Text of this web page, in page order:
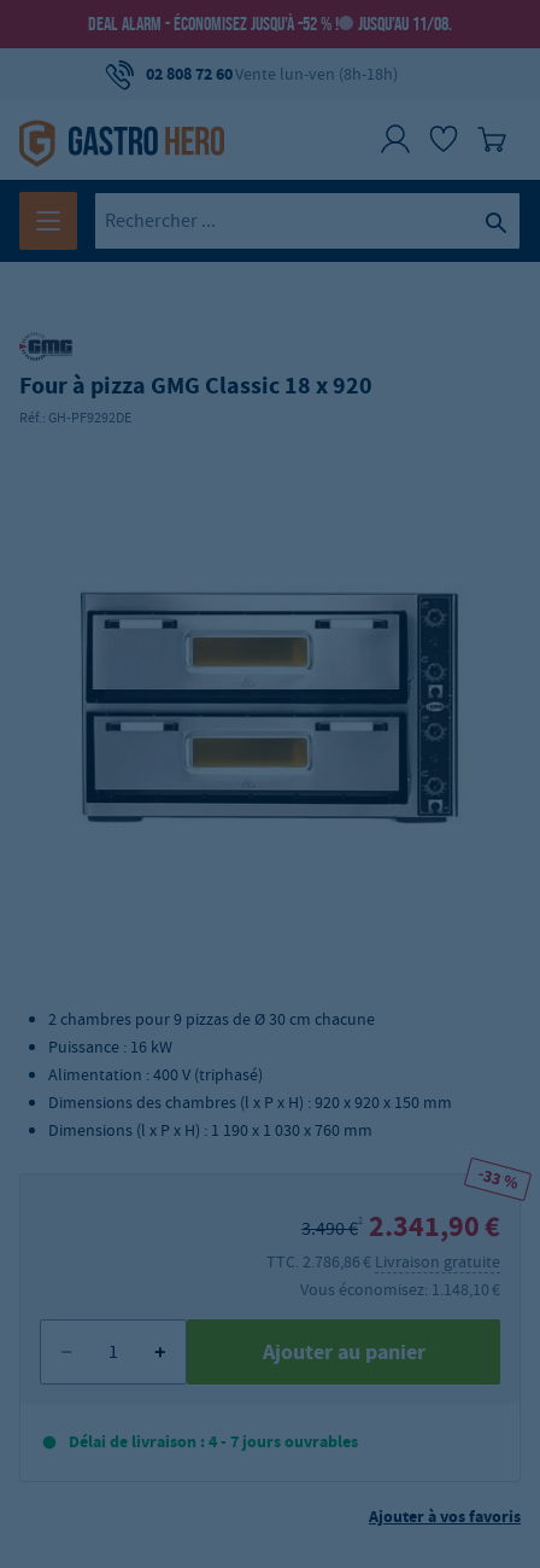
DEAL ALARM - ÉCONOMISEZ JUSQU’À -52 % ! JUSQU’AU 11/08.
02 808 72 60Vente lun-ven (8h-18h)
Four à pizza GMG Classic 18 x 920
Réf.: GH-PF9292DE
2 chambres pour 9 pizzas de Ø 30 cm chacune
Puissance : 16 kW
Alimentation : 400 V (triphasé)
Dimensions des chambres (l x P x H) : 920 x 920 x 150 mm
Dimensions (l x P x H) : 1 190 x 1 030 x 760 mm
-33 %
3.490 €2 2.341,90 €
TTC. 2.786,86 € Livraison gratuite
Vous économisez: 1.148,10 €
Ajouter au panier
Délai de livraison : 4 - 7 jours ouvrables
Ajouter à vos favoris